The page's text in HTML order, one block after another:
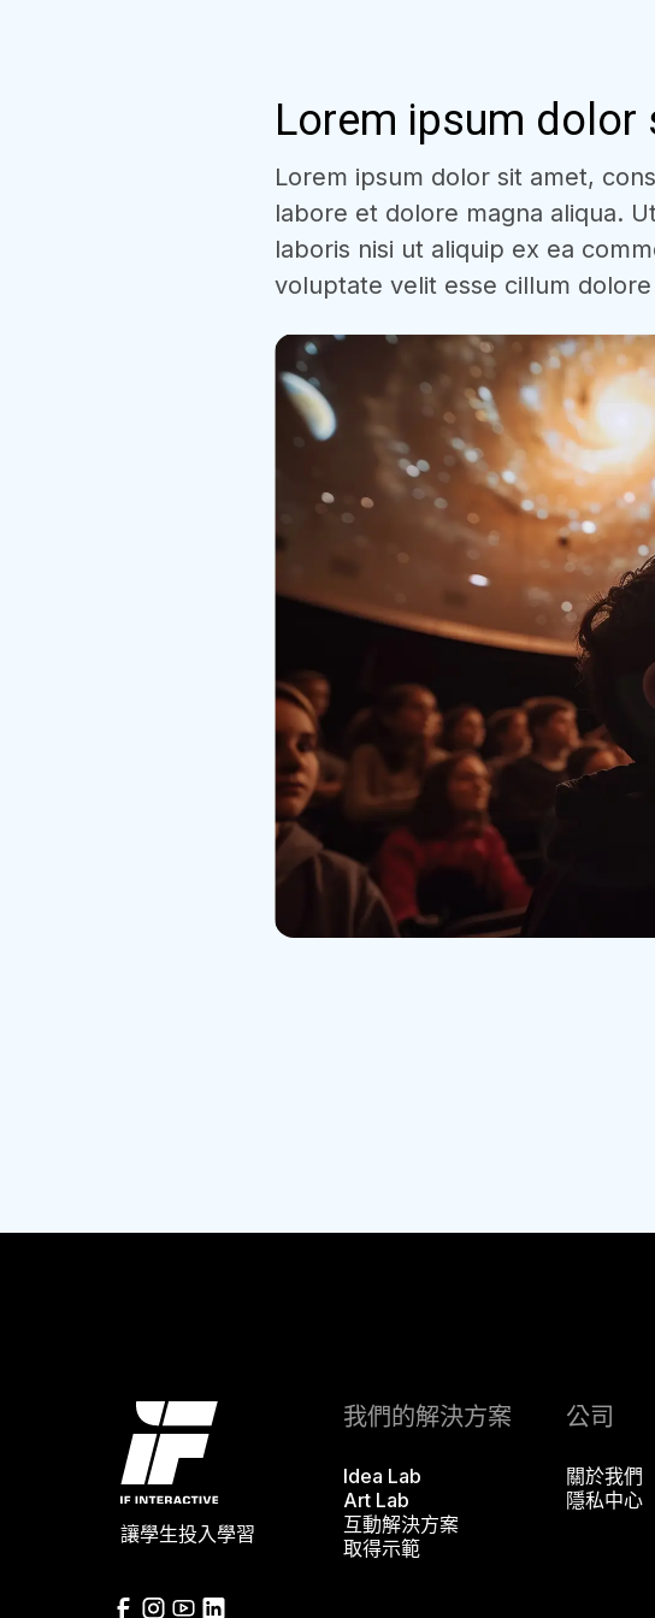
Lorem ipsum dolor
Lorem ipsum dolor sit amet,
labore et dolore magna aliqua.
laboris nisi ut aliquip ex ea
voluptate velit esse cillum
讓學生投入學習
我們的解決方案
Idea Lab
Art Lab
互動解決方案
取得示範
公司
關於我們
隱私中心